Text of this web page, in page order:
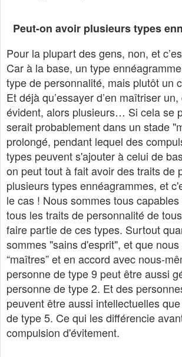
Peut-on avoir plusieurs types
Pour la plupart des gens, non, et
Car à la base, un type
type de personnalité, mais plutôt un
Et déjà qu’essayer d’en maîtriser un,
évident, alors plusieurs… Si cela se
serait probablement dans un stade
prolongé, pendant lequel des
types peuvent s'ajouter à celui de
on peut tout à fait avoir des traits de
plusieurs types ennéagrammes, et
le cas ! Nous sommes tous
tous les traits de personnalité de
faire partie de ces types. Surtout
sommes "sains d'esprit", et que
“maîtres” et en accord avec nous-
personne de type 9 peut être aussi
personne de type 2. Et des
peuvent être aussi intellectuelles
de type 5. Ce qui les différencie
compulsion d'évitement.